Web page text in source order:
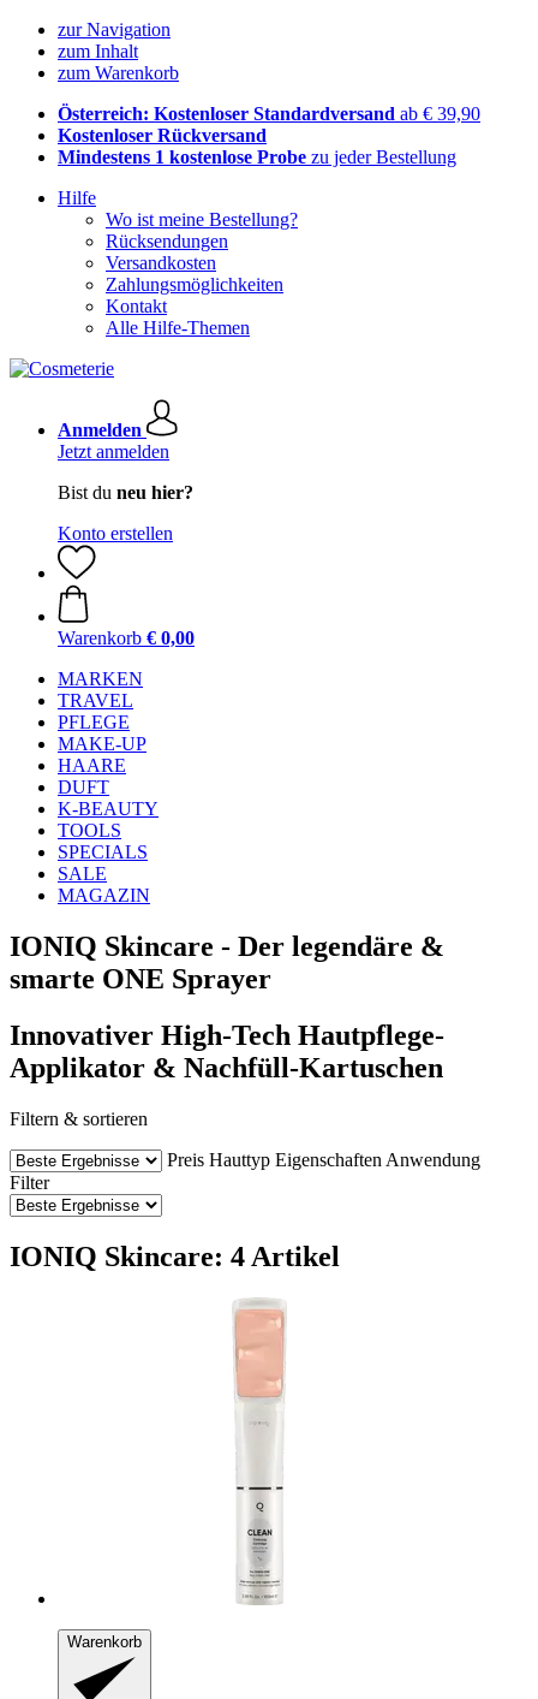
zur Navigation
zum Inhalt
zum Warenkorb
Österreich: Kostenloser Standardversand ab € 39,90
Kostenloser Rückversand
Mindestens 1 kostenlose Probe zu jeder Bestellung
Hilfe
Wo ist meine Bestellung?
Rücksendungen
Versandkosten
Zahlungsmöglichkeiten
Kontakt
Alle Hilfe-Themen
Anmelden
Jetzt anmelden
Bist du neu hier?
Konto erstellen
Warenkorb € 0,00
MARKEN
TRAVEL
PFLEGE
MAKE-UP
HAARE
DUFT
K-BEAUTY
TOOLS
SPECIALS
SALE
MAGAZIN
IONIQ Skincare - Der legendäre &
smarte ONE Sprayer
Innovativer High-Tech Hautpflege-
Applikator & Nachfüll-Kartuschen
Filtern & sortieren
Preis Hauttyp Eigenschaften Anwendung
Filter
IONIQ Skincare: 4 Artikel
Warenkorb